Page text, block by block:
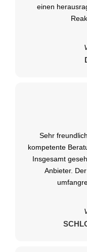
einen
Sehr
kompetente
Insgesamt
Anbieter.